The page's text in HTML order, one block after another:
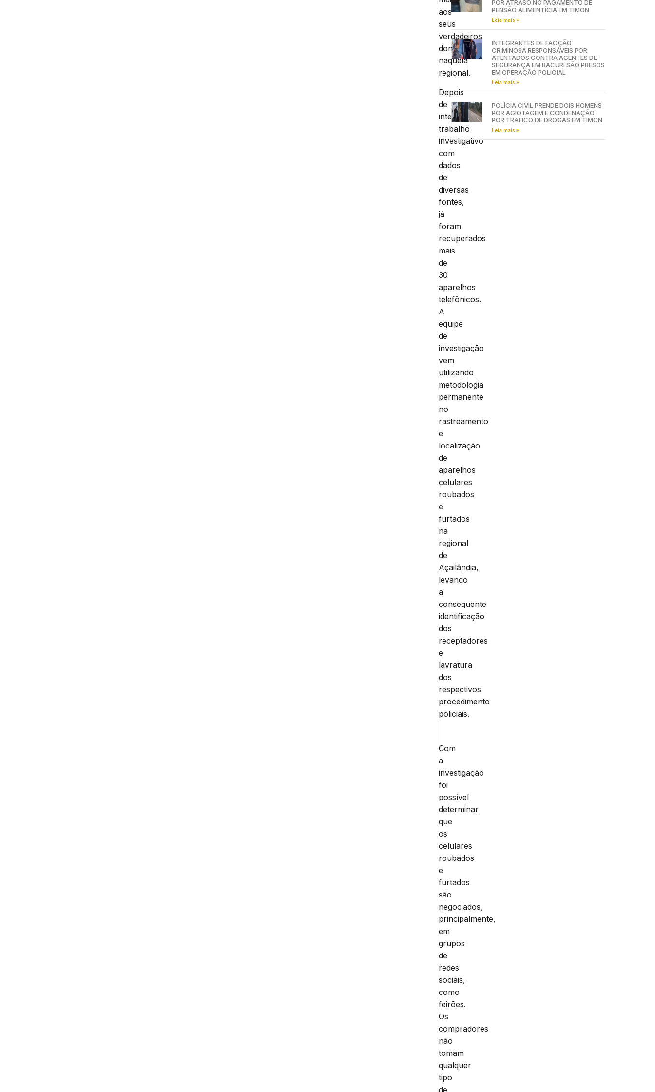
aos
seus
verdadeiros
donos,
naquela
regional.
Depois
de
intenso
trabalho
investigativo
com
dados
de
diversas
fontes,
já
foram
recuperados
mais
de
30
aparelhos
telefônicos.
A
equipe
de
investigação
vem
utilizando
metodologia
permanente
no
rastreamento
e
localização
de
aparelhos
celulares
roubados
e
furtados
na
regional
de
Açailândia,
levando
a
consequente
identificação
dos
receptadores
e
lavratura
dos
respectivos
procedimento
policiais.
Com
a
investigação
foi
possível
determinar
que
os
celulares
roubados
e
furtados
são
negociados,
principalmente,
em
grupos
de
redes
sociais,
como
feirões.
Os
compradores
não
tomam
qualquer
tipo
de
POR ATRASO NO PAGAMENTO DE
PENSÃO ALIMENTÍCIA EM TIMON
Leia mais »
INTEGRANTES DE FACÇÃO
CRIMINOSA RESPONSÁVEIS POR
ATENTADOS CONTRA AGENTES DE
SEGURANÇA EM BACURI SÃO PRESOS
EM OPERAÇÃO POLICIAL
Leia mais »
POLÍCIA CIVIL PRENDE DOIS HOMENS
POR AGIOTAGEM E CONDENAÇÃO
POR TRÁFICO DE DROGAS EM TIMON
Leia mais »